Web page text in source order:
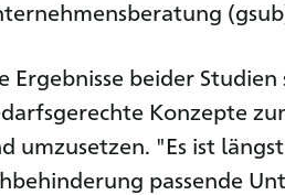
Ergebnisse beider
Konzepte
umzusetzen. "Es ist
passende